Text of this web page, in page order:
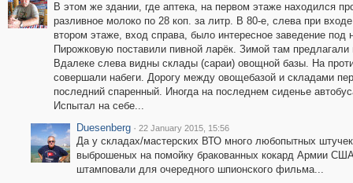
В этом же здании, где аптека, на первом этаже находился
разливное молоко по 28 коп. за литр. В 80-е, слева при
втором этаже, вход справа, было интересное заведение
Пирожковую поставили пивной ларёк. Зимой там
Вдалеке слева видны склады (сараи) овощной базы. На
совершали набеги. Дорогу между овощебазой и складами
последний спаренный. Иногда на последнем сиденье
Испытал на себе...
Duesenberg · 22 January 2015, 15:56
Да у складах/мастерских ВТО много любопытных
выброшеных на помойку бракованных кокард Армии
штамповали для очередного шпионского фильма...